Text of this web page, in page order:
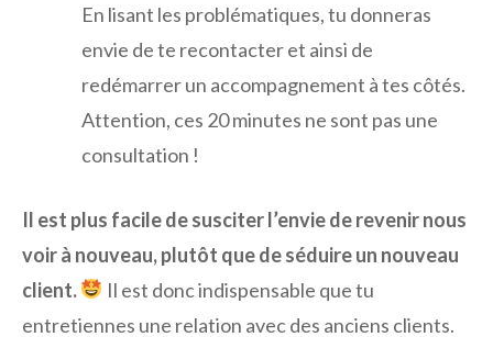
En lisant les problématiques, tu donneras
envie de te recontacter et ainsi de
redémarrer un accompagnement à tes côtés.
Attention, ces 20 minutes ne sont pas une
consultation !
Il est plus facile de susciter l’envie de revenir nous
voir à nouveau, plutôt que de séduire un nouveau
client.
Il est donc indispensable que tu
entretiennes une relation avec des anciens clients.